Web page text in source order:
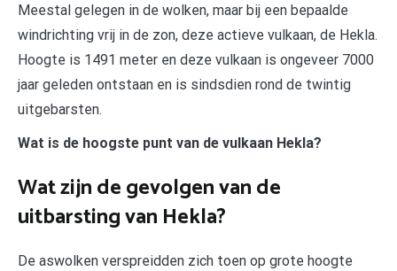
Meestal gelegen in de wolken, maar bij een bepaalde
windrichting vrij in de zon, deze actieve vulkaan, de Hekla.
Hoogte is 1491 meter en deze vulkaan is ongeveer 7000
jaar geleden ontstaan en is sindsdien rond de twintig
uitgebarsten.
Wat is de hoogste punt van de vulkaan Hekla?
Wat zijn de gevolgen van de
uitbarsting van Hekla?
De aswolken verspreidden zich toen op grote hoogte